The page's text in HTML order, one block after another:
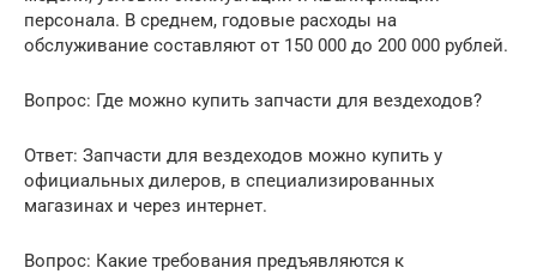
персонала. В среднем, годовые расходы на
обслуживание составляют от 150 000 до 200 000 рублей.
Вопрос: Где можно купить запчасти для вездеходов?
Ответ: Запчасти для вездеходов можно купить у
официальных дилеров, в специализированных
магазинах и через интернет.
Вопрос: Какие требования предъявляются к